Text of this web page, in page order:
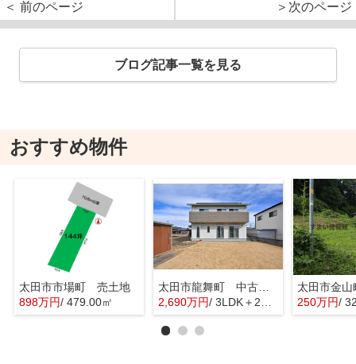
＜ 前のページ
＞次のページ
ブログ記事一覧を見る
おすすめ物件
太田市市場町 売土地
898万円/ 479.00㎡
太田市龍舞町 中古戸建
2,690万円/ 3LDK＋2S(納戸)
太田市金
250万円/